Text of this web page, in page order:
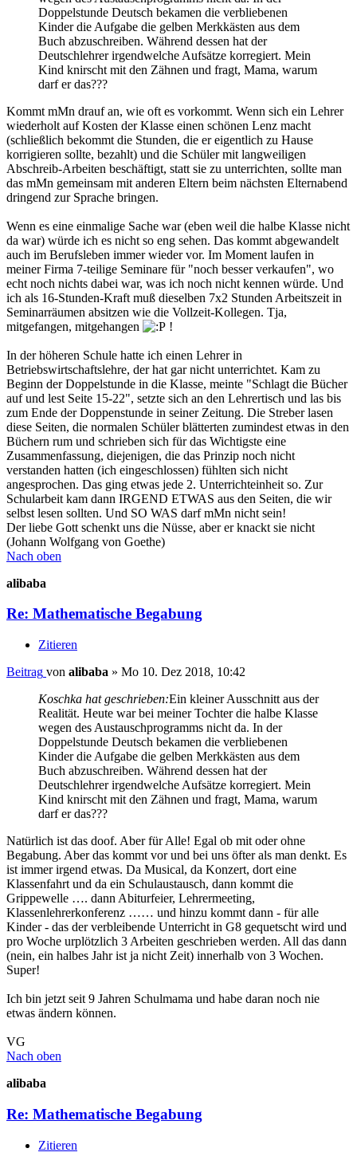
Doppelstunde Deutsch bekamen die verbliebenen
Kinder die Aufgabe die gelben Merkkästen aus dem
Buch abzuschreiben. Während dessen hat der
Deutschlehrer irgendwelche Aufsätze korregiert. Mein
Kind knirscht mit den Zähnen und fragt, Mama, warum
darf er das???
Kommt mMn drauf an, wie oft es vorkommt. Wenn sich ein Lehrer
wiederholt auf Kosten der Klasse einen schönen Lenz macht
(schließlich bekommt die Stunden, die er eigentlich zu Hause
korrigieren sollte, bezahlt) und die Schüler mit langweiligen
Abschreib-Arbeiten beschäftigt, statt sie zu unterrichten, sollte man
das mMn gemeinsam mit anderen Eltern beim nächsten Elternabend
dringend zur Sprache bringen.
Wenn es eine einmalige Sache war (eben weil die halbe Klasse nicht
da war) würde ich es nicht so eng sehen. Das kommt abgewandelt
auch im Berufsleben immer wieder vor. Im Moment laufen in
meiner Firma 7-teilige Seminare für "noch besser verkaufen", wo
echt noch nichts dabei war, was ich noch nicht kennen würde. Und
ich als 16-Stunden-Kraft muß dieselben 7x2 Stunden Arbeitszeit in
Seminarräumen absitzen wie die Vollzeit-Kollegen. Tja,
mitgefangen, mitgehangen
!
In der höheren Schule hatte ich einen Lehrer in
Betriebswirtschaftslehre, der hat gar nicht unterrichtet. Kam zu
Beginn der Doppelstunde in die Klasse, meinte "Schlagt die Bücher
auf und lest Seite 15-22", setzte sich an den Lehrertisch und las bis
zum Ende der Doppenstunde in seiner Zeitung. Die Streber lasen
diese Seiten, die normalen Schüler blätterten zumindest etwas in den
Büchern rum und schrieben sich für das Wichtigste eine
Zusammenfassung, diejenigen, die das Prinzip noch nicht
verstanden hatten (ich eingeschlossen) fühlten sich nicht
angesprochen. Das ging etwas jede 2. Unterrichteinheit so. Zur
Schularbeit kam dann IRGEND ETWAS aus den Seiten, die wir
selbst lesen sollten. Und SO WAS darf mMn nicht sein!
Der liebe Gott schenkt uns die Nüsse, aber er knackt sie nicht
(Johann Wolfgang von Goethe)
Nach oben
alibaba
Re: Mathematische Begabung
Zitieren
Beitrag von alibaba » Mo 10. Dez 2018, 10:42
Koschka hat geschrieben:Ein kleiner Ausschnitt aus der
Realität. Heute war bei meiner Tochter die halbe Klasse
wegen des Austauschprogramms nicht da. In der
Doppelstunde Deutsch bekamen die verbliebenen
Kinder die Aufgabe die gelben Merkkästen aus dem
Buch abzuschreiben. Während dessen hat der
Deutschlehrer irgendwelche Aufsätze korregiert. Mein
Kind knirscht mit den Zähnen und fragt, Mama, warum
darf er das???
Natürlich ist das doof. Aber für Alle! Egal ob mit oder ohne
Begabung. Aber das kommt vor und bei uns öfter als man denkt. Es
ist immer irgend etwas. Da Musical, da Konzert, dort eine
Klassenfahrt und da ein Schulaustausch, dann kommt die
Grippewelle …. dann Abiturfeier, Lehrermeeting,
Klassenlehrerkonferenz …… und hinzu kommt dann - für alle
Kinder - das der verbleibende Unterricht in G8 gequetscht wird und
pro Woche urplötzlich 3 Arbeiten geschrieben werden. All das dann
(nein, ein halbes Jahr ist ja nicht Zeit) innerhalb von 3 Wochen.
Super!
Ich bin jetzt seit 9 Jahren Schulmama und habe daran noch nie
etwas ändern können.
VG
Nach oben
alibaba
Re: Mathematische Begabung
Zitieren